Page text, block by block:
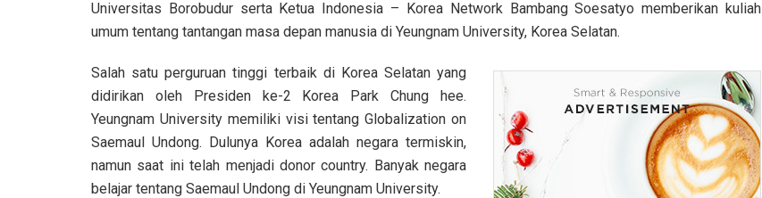
b
o
k
er
s
p
p
Li
k
e
Universitas Borobudur serta Ketua Indonesia – Korea Network Bambang Soesatyo memberikan kuliah
umum tentang tantangan masa depan manusia di Yeungnam University, Korea Selatan.
Salah satu perguruan tinggi terbaik di Korea Selatan yang
didirikan oleh Presiden ke-2 Korea Park Chung hee.
Yeungnam University memiliki visi tentang Globalization on
Saemaul Undong. Dulunya Korea adalah negara termiskin,
namun saat ini telah menjadi donor country. Banyak negara
belajar tentang Saemaul Undong di Yeungnam University.